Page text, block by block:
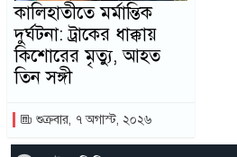
কালিহাতীতে মর্মান্তিক
দুর্ঘটনা: ট্রাকের ধাক্কায়
কিশোরের মৃত্যু, আহত
তিন সঙ্গী
শুক্রবার, ৭ অগাস্ট, ২০২৬